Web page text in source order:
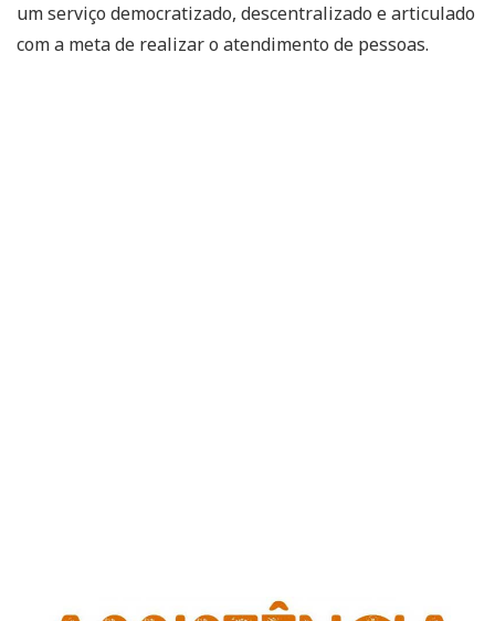
um serviço democratizado, descentralizado e articulado
com a meta de realizar o atendimento de pessoas.